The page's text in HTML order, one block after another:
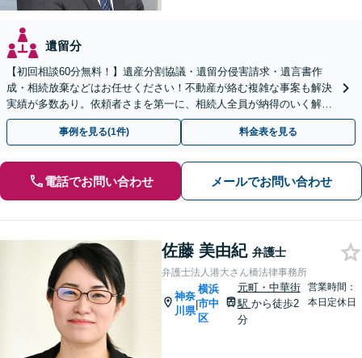
遺留分
【初回相談60分無料！】遺産分割協議・遺留分侵害請求・遺言書作
成・相続放棄などはお任せください！不動産が絡む複雑な事案も解決
実績が多数あり。依頼者さまを第一に、相続人全員が納得のいく解決
を目指します【馬車道駅3分】
事例を見る(1件) 料金表を見る
電話でお問い合わせ メールでお問い合わせ
佐藤 美由紀 弁護士
弁護士法人港大さん橋法律事務所
神奈
川県
|
横浜
市中
区
元町・中華街
駅 から徒歩2
分
営業時間：
本日定休日